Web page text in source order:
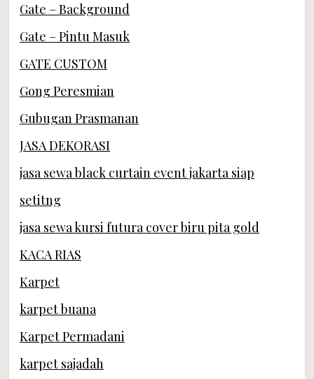
Gate – Background
Gate – Pintu Masuk
GATE CUSTOM
Gong Peresmian
Gubugan Prasmanan
JASA DEKORASI
jasa sewa black curtain event jakarta siap
setitng
jasa sewa kursi futura cover biru pita gold
KACA RIAS
Karpet
karpet buana
Karpet Permadani
karpet sajadah